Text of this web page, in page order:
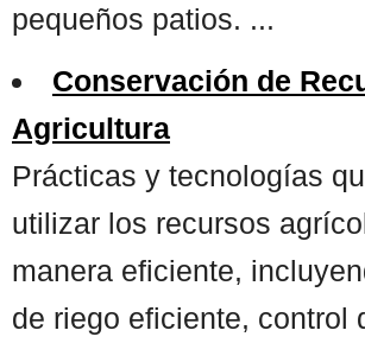
pequeños patios. ...
Conservación de
Agricultura
Prácticas y tecnologías
utilizar los recursos
manera eficiente,
de riego eficiente, control